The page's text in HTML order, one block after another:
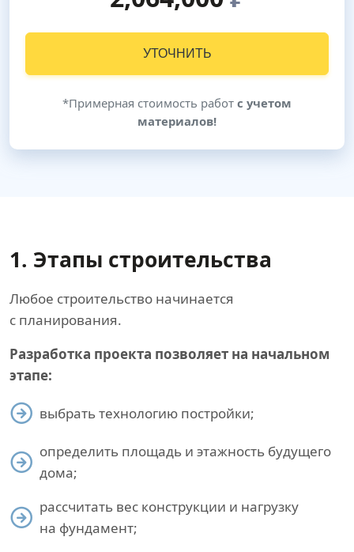
УТОЧНИТЬ
*Примерная стоимость работ с учетом
материалов!
1. Этапы строительства
Любое строительство начинается
с планирования.
Разработка проекта позволяет на начальном
этапе:
выбрать технологию постройки;
определить площадь и этажность будущего
дома;
рассчитать вес конструкции и нагрузку
на фундамент;